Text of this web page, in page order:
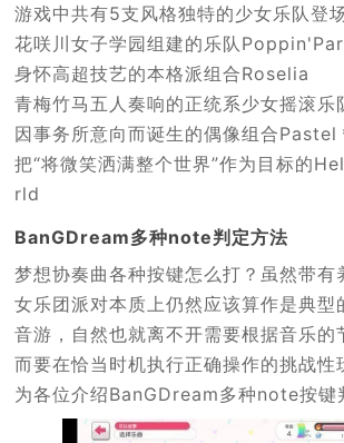
游戏中共有5支风格独特的少女乐队登场
花咲川女子学园组建的乐队
身怀高超技艺的本格派组合Roselia
青梅竹马五人奏响的正统系少女摇滚
因事务所意向而诞生的偶像组合
把“将微笑洒满整个世界”作为目标的
rld
BanGDream多种note判定方法
梦想协奏曲各种按键怎么打？虽然带有
女乐团派对本质上仍然应该算作是典型
音游，自然也就离不开需要根据音乐的
而要在恰当时机执行正确操作的挑战性
为各位介绍BanGDream多种note按键